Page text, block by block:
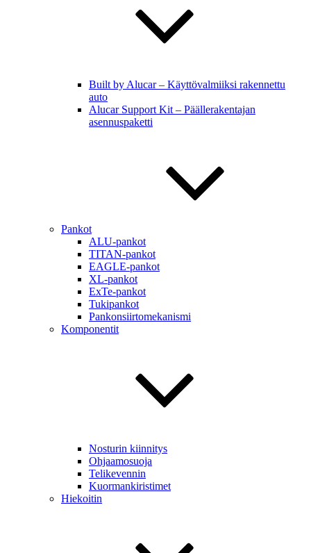
Built by Alucar – Käyttövalmiiksi rakennettu
auto
Alucar Support Kit – Päällerakentajan
asennuspaketti
Pankot
ALU-pankot
TITAN-pankot
EAGLE-pankot
XL-pankot
ExTe-pankot
Tukipankot
Pankonsiirtomekanismi
Komponentit
Nosturin kiinnitys
Ohjaamosuoja
Telikevennin
Kuormankiristimet
Hiekoitin